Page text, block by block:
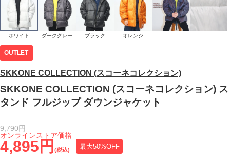
OUTLET
SKKONE COLLECTION (スコーネコレクション)
SKKONE COLLECTION (スコーネコレクション) ス
タンド フルジップ ダウンジャケット
4,895円 (税込) 最大50%OFF
オンラインストア価格
9,790円
ホワイト ダークグレー ブラック オレンジ